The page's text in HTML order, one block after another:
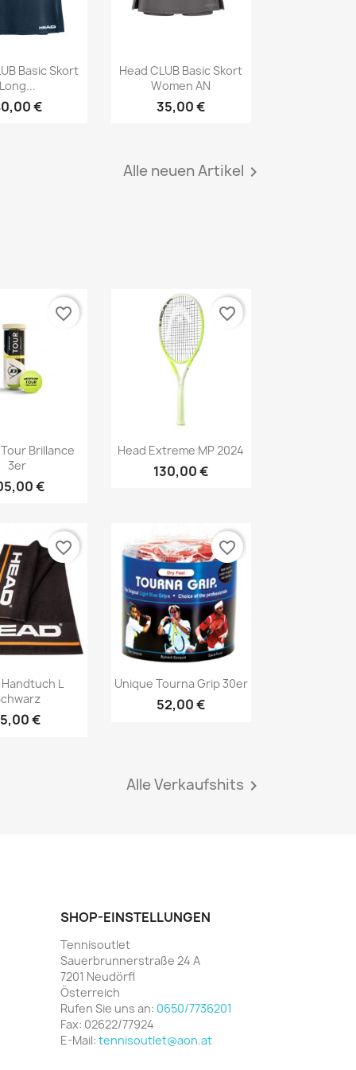
Basic Skort
Long...
€
Vorschau
Head CLUB Basic Skort
Women AN
35,00 €
Alle neuen Artikel 
Brillance
3er
€
favorite_border
Vorschau
Head Extreme MP 2024
130,00 €
favorite_border
Handtuch L
€
favorite_border
Vorschau
Unique Tourna Grip 30er
52,00 €
favorite_border
Alle Verkaufshits 
SHOP-EINSTELLUNGEN
Tennisoutlet
Sauerbrunnerstraße 24 A
7201 Neudörfl
Österreich
Rufen Sie uns an: 0650/7736201
Fax: 02622/77924
E-Mail: tennisoutlet@aon.at